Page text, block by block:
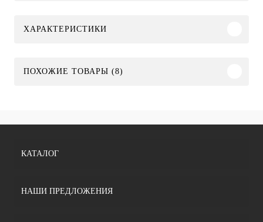
ХАРАКТЕРИСТИКИ
ПОХОЖИЕ ТОВАРЫ (8)
КАТАЛОГ
НАШИ ПРЕДЛОЖЕНИЯ